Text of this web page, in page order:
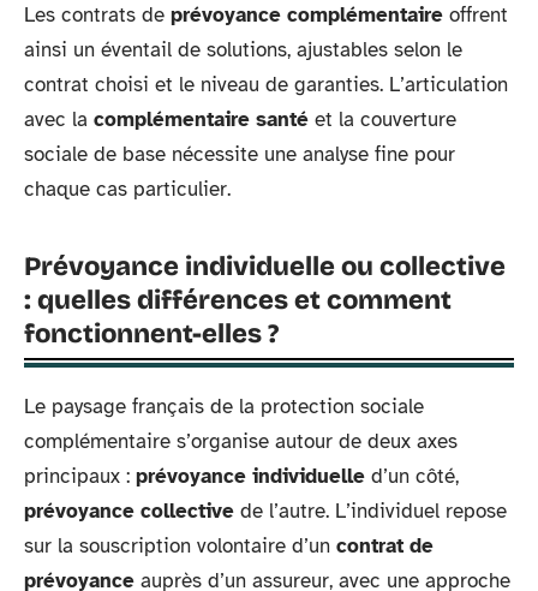
Les contrats de prévoyance complémentaire offrent
ainsi un éventail de solutions, ajustables selon le
contrat choisi et le niveau de garanties. L’articulation
avec la complémentaire santé et la couverture
sociale de base nécessite une analyse fine pour
chaque cas particulier.
Prévoyance individuelle ou collective
: quelles différences et comment
fonctionnent-elles ?
Le paysage français de la protection sociale
complémentaire s’organise autour de deux axes
principaux : prévoyance individuelle d’un côté,
prévoyance collective de l’autre. L’individuel repose
sur la souscription volontaire d’un contrat de
prévoyance auprès d’un assureur, avec une approche